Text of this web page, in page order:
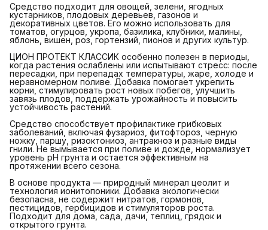
Средство подходит для овощей, зелени, ягодных
кустарников, плодовых деревьев, газонов и
декоративных цветов. Его можно использовать для
томатов, огурцов, укропа, базилика, клубники, малины,
яблонь, вишен, роз, гортензий, пионов и других культур.
ЦИОН ПРОТЕКТ КЛАССИК особенно полезен в периоды,
когда растения ослаблены или испытывают стресс: после
пересадки, при перепадах температуры, жаре, холоде и
неравномерном поливе. Добавка помогает укрепить
корни, стимулировать рост новых побегов, улучшить
завязь плодов, поддержать урожайность и повысить
устойчивость растений.
Средство способствует профилактике грибковых
заболеваний, включая фузариоз, фитофтороз, черную
ножку, паршу, ризоктониоз, антракноз и разные виды
гнили. Не вымывается при поливе и дожде, нормализует
уровень pH грунта и остается эффективным на
протяжении всего сезона.
В основе продукта — природный минерал цеолит и
технология ионитопоники. Добавка экологически
безопасна, не содержит нитратов, гормонов,
пестицидов, гербицидов и стимуляторов роста.
Подходит для дома, сада, дачи, теплиц, грядок и
открытого грунта.